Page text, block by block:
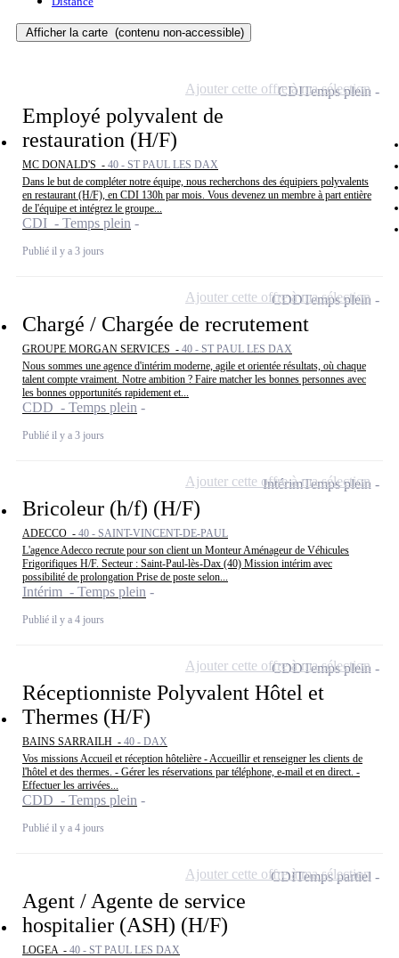
Afficher la carte (contenu non-accessible)
Employé polyvalent de
restauration (H/F)
MC DONALD'S - 40 - ST PAUL LES DAX
Dans le but de compléter notre équipe, nous recherchons des équipiers polyvalents
en restaurant (H/F), en CDI 130h par mois. Vous devenez un membre à part entière
de l'équipe et intégrez le groupe...
CDI - Temps plein
Publié il y a 3 jours
CDITemps plein
Ajouter cette offre à ma sélection
Chargé / Chargée de recrutement
GROUPE MORGAN SERVICES - 40 - ST PAUL LES DAX
Nous sommes une agence d'intérim moderne, agile et orientée résultats, où chaque
talent compte vraiment. Notre ambition ? Faire matcher les bonnes personnes avec
les bonnes opportunités rapidement et...
CDD - Temps plein
Publié il y a 3 jours
CDDTemps plein
Ajouter cette offre à ma sélection
Bricoleur (h/f) (H/F)
ADECCO - 40 - SAINT-VINCENT-DE-PAUL
L'agence Adecco recrute pour son client un Monteur Aménageur de Véhicules
Frigorifiques H/F. Secteur : Saint-Paul-lès-Dax (40) Mission intérim avec
possibilité de prolongation Prise de poste selon...
Intérim - Temps plein
Publié il y a 4 jours
IntérimTemps plein
Ajouter cette offre à ma sélection
Réceptionniste Polyvalent Hôtel et
Thermes (H/F)
BAINS SARRAILH - 40 - DAX
Vos missions Accueil et réception hôtelière - Accueillir et renseigner les clients de
l'hôtel et des thermes. - Gérer les réservations par téléphone, e-mail et en direct. -
Effectuer les arrivées...
CDD - Temps plein
Publié il y a 4 jours
CDDTemps plein
Ajouter cette offre à ma sélection
Agent / Agente de service
hospitalier (ASH) (H/F)
LOGEA - 40 - ST PAUL LES DAX
CDITemps partiel
Ajouter cette offre à ma sélection